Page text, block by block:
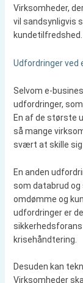
Virksomheder,
vil sandsynligvis
kundetilfredshed.
Udfordringer ved
Selvom e-
udfordringer,
En af de største
så mange
svært at skille sig
En anden
som databrud og
omdømme og
udfordringer er
krisehåndtering.
Desuden kan
Virksomheder